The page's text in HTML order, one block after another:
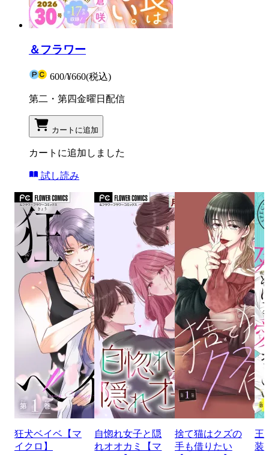
＆フラワー
600/¥660(税込)
第二・第四金曜日配信
カートに追加
カートに追加しました
試し読み
狂犬ベイベ【マ
イクロ】
自惚れ女子と隠
れオオカミ【マ
捨て猫はクズの
手も借りたい
王
装